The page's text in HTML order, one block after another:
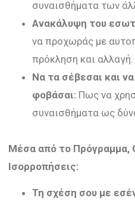
συναισθήματα των
Ανακάλυψη του
να προχωράς με
πρόκληση και αλλαγή.
Να τα σέβεσαι και
φοβάσαι: Πως να
συναισθήματα ως
Μέσα από το Πρόγραμμα,
Ισορροπήσεις:
Τη σχέση σου με